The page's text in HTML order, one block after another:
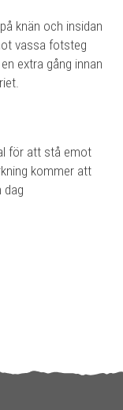
knän och insidan
vassa fotsteg
extra gång innan
för att stå emot
kommer att
dag